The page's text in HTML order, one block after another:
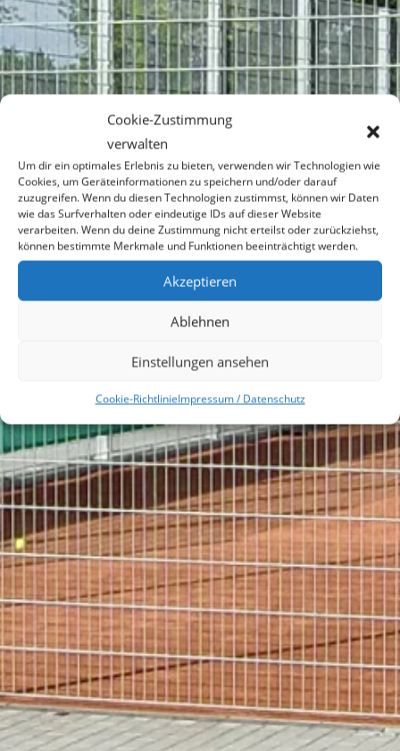
Cookie-Zustimmung
verwalten
Um dir ein optimales Erlebnis zu bieten, verwenden wir Technologien wie
Cookies, um Geräteinformationen zu speichern und/oder darauf
zuzugreifen. Wenn du diesen Technologien zustimmst, können wir Daten
wie das Surfverhalten oder eindeutige IDs auf dieser Website
verarbeiten. Wenn du deine Zustimmung nicht erteilst oder zurückziehst,
können bestimmte Merkmale und Funktionen beeinträchtigt werden.
Akzeptieren
Ablehnen
Einstellungen ansehen
Cookie-RichtlinieImpressum / Datenschutz
TC MAHLOW
1957 E.V.